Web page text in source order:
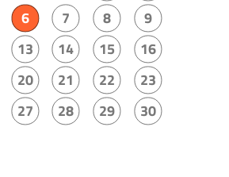
6 7 8
9
13 14 15
16
20 21 22
23
27 28 29
30